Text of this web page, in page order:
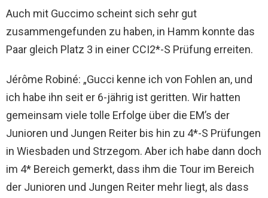
Auch mit Guccimo scheint sich sehr gut
zusammengefunden zu haben, in Hamm konnte das
Paar gleich Platz 3 in einer CCI2*-S Prüfung erreiten.
Jérôme Robiné: „Gucci kenne ich von Fohlen an, und
ich habe ihn seit er 6-jährig ist geritten. Wir hatten
gemeinsam viele tolle Erfolge über die EM’s der
Junioren und Jungen Reiter bis hin zu 4*-S Prüfungen
in Wiesbaden und Strzegom. Aber ich habe dann doch
im 4* Bereich gemerkt, dass ihm die Tour im Bereich
der Junioren und Jungen Reiter mehr liegt, als dass